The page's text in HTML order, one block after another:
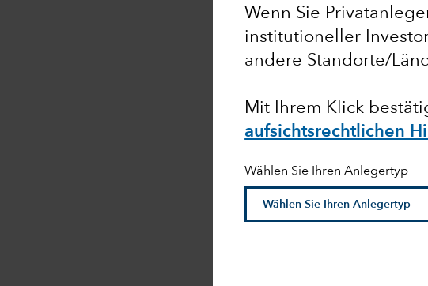
Wenn Sie
institutioneller
andere Standorte/
Mit Ihrem Klick
aufsichtsrechtlichen
Wählen Sie Ihren Anlegertyp